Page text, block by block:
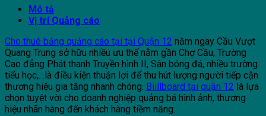
Mô tả
Vị trí Quảng cáo
Cho thuê bảng quảng cáo tại tại Quận 12 nằm ngay Cầu Vượt
Quang Trung sở hữu nhiều ưu thế nằm gần Chợ Cầu, Trường
Cao đẳng Phát thanh Truyền hình II, Sân bóng đá, nhiều trường
tiểu học,…là điều kiện thuận lợi để thu hút lượng người tiếp cận
thương hiệu gia tăng nhanh chóng. Biillboard tại quận 12 là lựa
chọn tuyệt vời cho doanh nghiệp quảng bá hình ảnh, thương
hiệu nhãn hàng đến khách hàng tiềm năng.